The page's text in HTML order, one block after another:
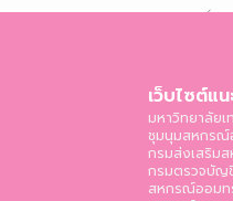
เว็บไซต์แน
มหาวิทยาลัยเ
ชุมนุมสหกรณ์
กรมส่งเสริม
กรมตรวจบั
สหกรณ์ออมท